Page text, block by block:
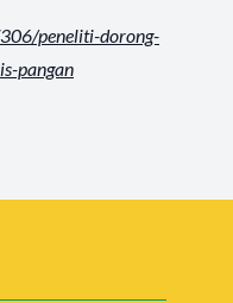
peneliti-dorong-
pangan